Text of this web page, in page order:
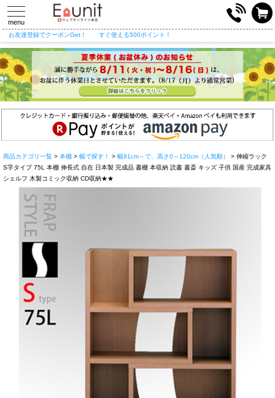
toggle
navigation
menu
お友達登録でクーポンGet！ すぐ使える500ポイント！
商品カテゴリ一覧 > 本棚 > 幅で探す！ > 幅91cm～で、高さ0～120cm（人気順）
> 伸縮ラック
S字タイプ 75L 本棚 伸長式 自在 日本製 完成品 書棚 本収納 読書 書斎 キッズ 子供 国産 完成家具
シェルフ 木製コミック収納 CD収納★★